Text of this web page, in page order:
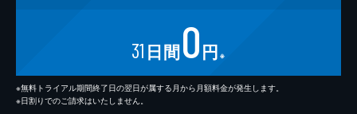
31 日間0円 ※
※無料トライアル期間終了日の翌日が属する月から月額料金が発生します。
※日割りでのご請求はいたしません。